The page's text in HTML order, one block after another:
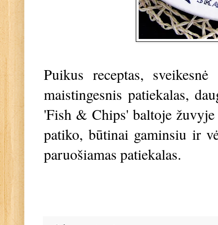
Puikus receptas,
maistingesnis patiekalas,
'Fish & Chips' baltoje
patiko, būtinai gaminsiu ir
paruošiamas patiekalas.